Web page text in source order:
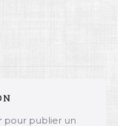
pour publier un